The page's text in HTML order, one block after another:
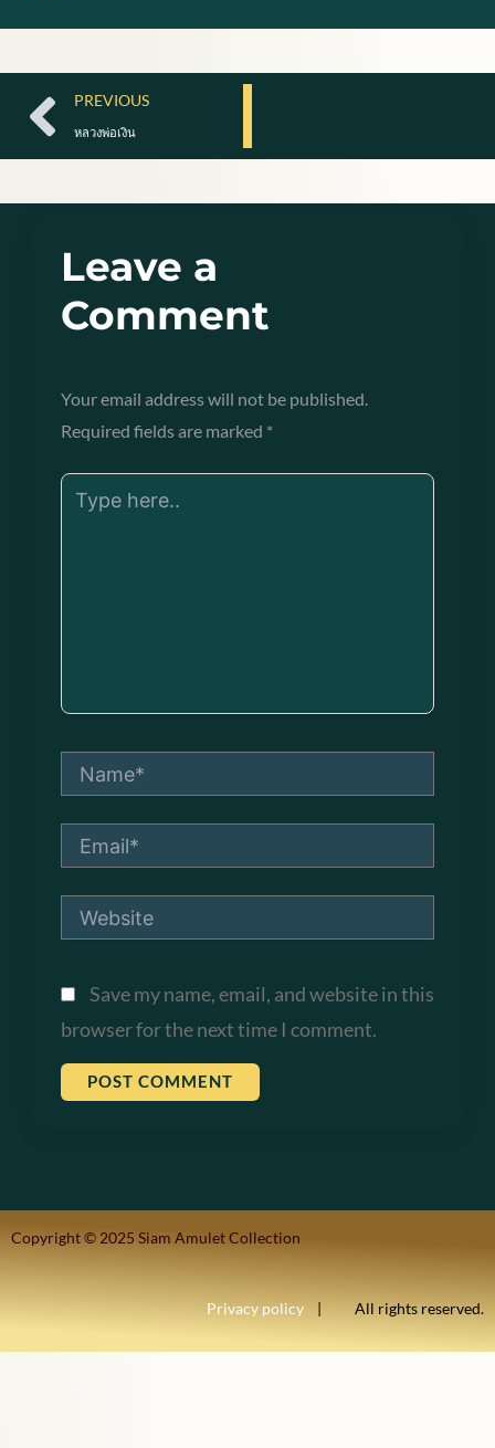
Prev
PREVIOUS
หลวงพ่อเงิน
Leave a
Comment
Your email address will not be published.
Required fields are marked *
Type
Name*
Email*
Website
Save my name, email, and website in this
browser for the next time I comment.
Copyright © 2025 Siam Amulet Collection
Privacy policy | All rights reserved.